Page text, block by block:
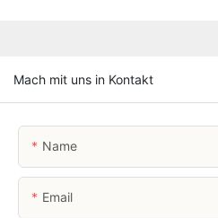
Mach mit uns in Kontakt
Name
Email